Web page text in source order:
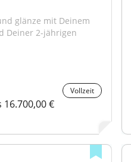
glänze mit Deinem
Vollzeit
16.700,00 €